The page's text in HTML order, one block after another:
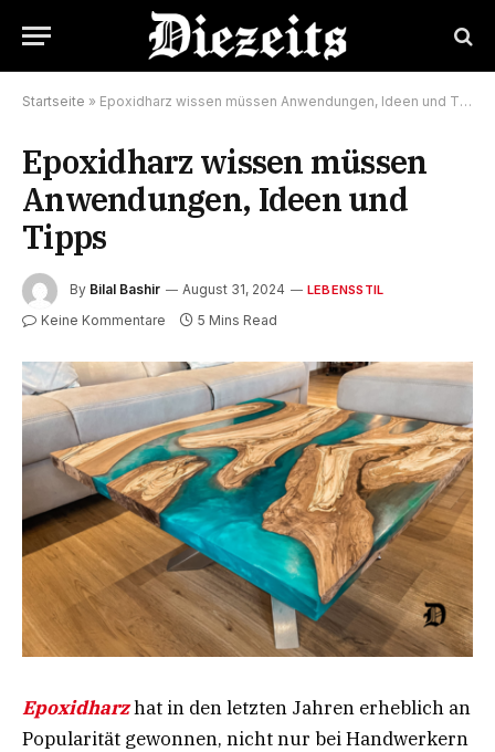
Startseite » Epoxidharz wissen müssen Anwendungen, Ideen und Tipps
Epoxidharz wissen müssen
Anwendungen, Ideen und
Tipps
By Bilal Bashir August 31, 2024 LEBENSSTIL
Keine Kommentare 5 Mins Read
Epoxidharzhat in den letzten Jahren erheblich an
Popularität gewonnen, nicht nur bei Handwerkern